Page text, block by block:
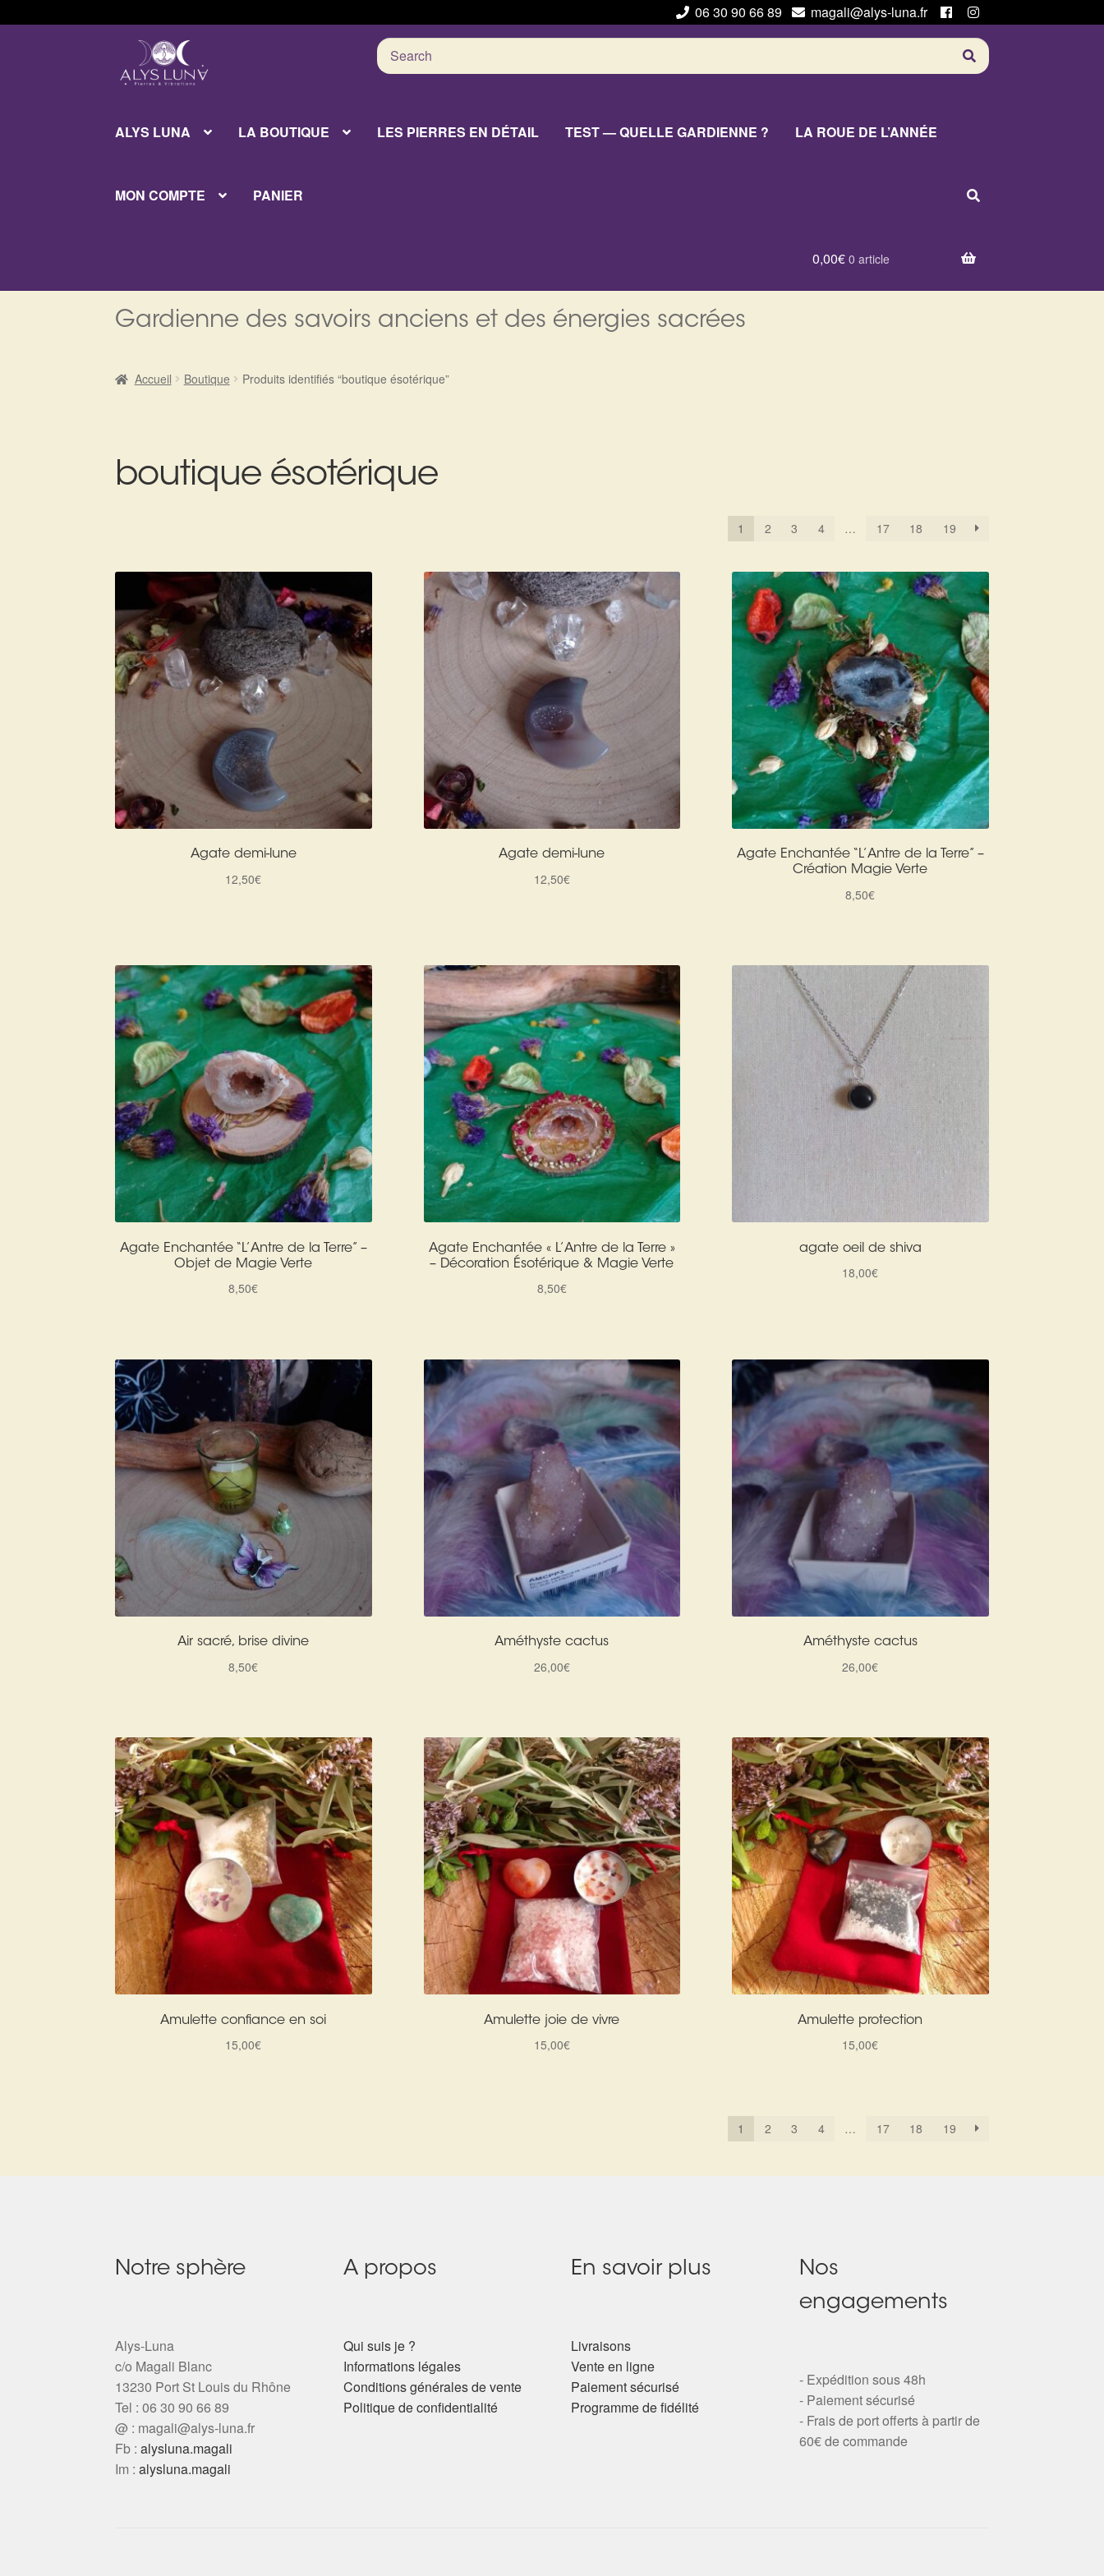
06 30 90 66 89
magali@alys-luna.fr
Aller
la
Aller
au
contenu
Search
for:
ALYS LUNA LA BOUTIQUE LES PIERRES EN DÉTAIL TEST — QUELLE GARDIENNE ? LA ROUE DE L’ANNÉE
MON COMPTE PANIER
0,00€ 0 article
Gardienne des savoirs anciens et des énergies sacrées
Accueil Boutique Produits identifiés “boutique ésotérique”
boutique ésotérique
1 2 3 4 … 17 18 19
Agate demi-lune
12,50€
Agate demi-lune
12,50€
Agate Enchantée “L’Antre de la Terre” –
Création Magie Verte
8,50€
Agate Enchantée “L’Antre de la Terre” –
Objet de Magie Verte
8,50€
Agate Enchantée « L’Antre de la Terre »
– Décoration Ésotérique & Magie Verte
8,50€
agate oeil de shiva
18,00€
Air sacré, brise divine
8,50€
Améthyste cactus
26,00€
Améthyste cactus
26,00€
Amulette confiance en soi
15,00€
Amulette joie de vivre
15,00€
Amulette protection
15,00€
1 2 3 4 … 17 18 19
Notre sphère
Alys-Luna
c/o Magali Blanc
13230 Port St Louis du Rhône
Tel : 06 30 90 66 89
@ : magali@alys-luna.fr
Fb :alysluna.magali
Im :alysluna.magali
A propos
Qui suis je ?
Informations légales
Conditions générales de vente
Politique de confidentialité
En savoir plus
Livraisons
Vente en ligne
Paiement sécurisé
Programme de fidélité
Nos
engagements
- Expédition sous 48h
- Paiement sécurisé
- Frais de port offerts à partir de
60€ de commande